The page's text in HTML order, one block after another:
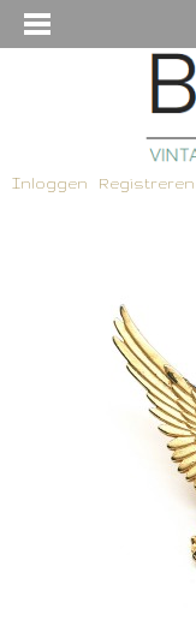
Inloggen Registreren